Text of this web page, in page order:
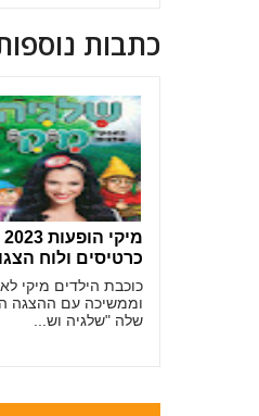
כתבות
כרטיסים ולוח הצגות
כוכבת הילדים מיקי
וממשיכה עם ההצגה
שלה "שלגיה וש...